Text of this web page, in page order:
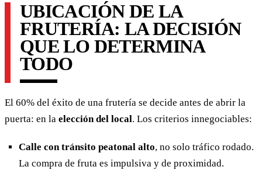
UBICACIÓN DE LA
FRUTERÍA: LA DECISIÓN
QUE LO DETERMINA
TODO
El 60% del éxito de una frutería se decide antes de abrir la
puerta: en la elección del local. Los criterios innegociables:
Calle con tránsito peatonal alto, no solo tráfico rodado.
La compra de fruta es impulsiva y de proximidad.